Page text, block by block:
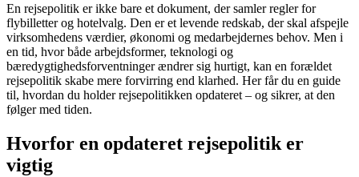
En rejsepolitik er ikke bare et dokument, der samler regler for
flybilletter og hotelvalg. Den er et levende redskab, der skal afspejle
virksomhedens værdier, økonomi og medarbejdernes behov. Men i
en tid, hvor både arbejdsformer, teknologi og
bæredygtighedsforventninger ændrer sig hurtigt, kan en forældet
rejsepolitik skabe mere forvirring end klarhed. Her får du en guide
til, hvordan du holder rejsepolitikken opdateret – og sikrer, at den
følger med tiden.
Hvorfor en opdateret rejsepolitik er
vigtig